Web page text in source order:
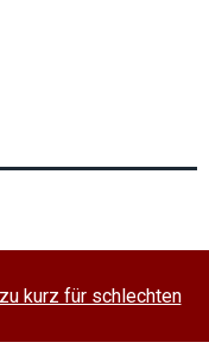
kurz für schlechten